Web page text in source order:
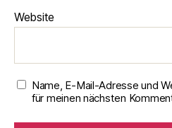
Website
Name, E-Mail-Adresse und
für meinen nächsten